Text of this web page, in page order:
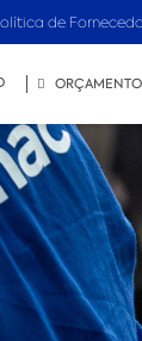
de
ORÇAMENTO